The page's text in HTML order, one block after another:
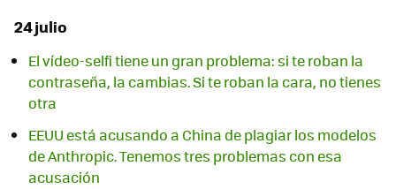
24 julio
El vídeo-selfi tiene un gran problema: si te roban la
contraseña, la cambias. Si te roban la cara, no tienes
otra
EEUU está acusando a China de plagiar los modelos
de Anthropic. Tenemos tres problemas con esa
acusación